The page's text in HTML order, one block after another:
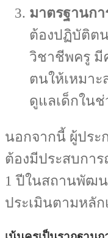
มาตรฐานก
ต้องปฏิบัติต
วิชาชีพครู มี
ตนให้เหมา
ดูแลเด็กใน
นอกจากนี้ ผู้ประ
ต้องมีประสบกา
1 ปีในสถานพัฒน
ประเมินตามหลั